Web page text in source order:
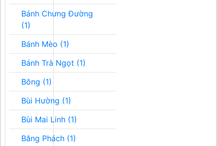
Bánh Chưng Đường
(1)
Bánh Mèo (1)
Bánh Trà Ngọt (1)
Bông (1)
Bùi Hường (1)
Bùi Mai Linh (1)
Băng Phách (1)